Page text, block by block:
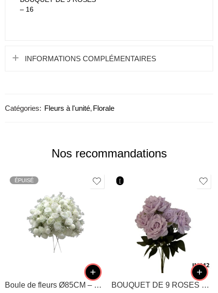
– 16
INFORMATIONS COMPLÉMENTAIRES
Catégories: Fleurs à l'unité, Florale
Nos recommandations
ÉPUISÉ
Boule de fleurs Ø85CM – Blanc Gypso
[
BOUQUET DE 9 ROSES – 12